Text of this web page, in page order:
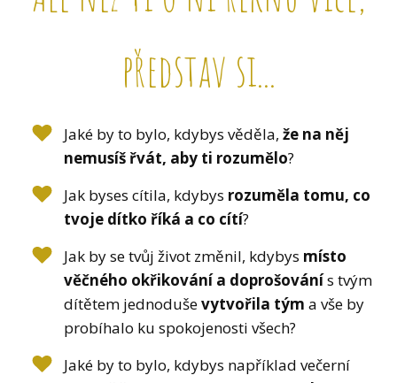
představ si...
Jaké by to bylo, kdybys věděla,že na něj
nemusíš řvát, aby ti rozumělo?
Jak byses cítila, kdybys rozuměla tomu, co
tvoje dítko říká a co cítí?
Jak by se tvůj život změnil, kdybys místo
věčného okřikování a doprošovánís tvým
dítětem jednoduševytvořila tým a vše by
probíhalo ku spokojenosti všech?
Jaké by to bylo, kdybys například večerní